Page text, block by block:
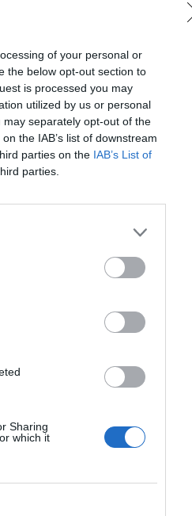
of your personal or
the below opt-out section to
is processed you may
utilized by us or personal
separately opt-out of the
the IAB’s list of downstream
parties on the IAB’s List of
parties.
Sharing
which it
”Sfântul
un
UDMR
PMP (Tomac)
Forța
REPER
SOS
POT (Gavrilă)
Acțiunea
PUSL (D.
PNCR
Partidul
România pe